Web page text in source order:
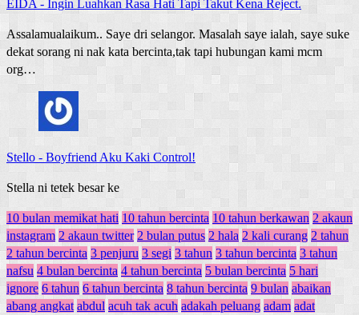
EIDA - Ingin Luahkan Rasa Hati Tapi Takut Kena Reject.
Assalamualaikum.. Saye dri selangor. Masalah saye ialah, saye suke
dekat sorang ni nak kata bercinta,tak tapi hubungan kami mcm
org…
Stello - Boyfriend Aku Kaki Control!
Stella ni tetek besar ke
10 bulan memikat hati 10 tahun bercinta 10 tahun berkawan 2 akaun
instagram 2 akaun twitter 2 bulan putus 2 hala 2 kali curang 2 tahun
2 tahun bercinta 3 penjuru 3 segi 3 tahun 3 tahun bercinta 3 tahun
nafsu 4 bulan bercinta 4 tahun bercinta 5 bulan bercinta 5 hari
ignore 6 tahun 6 tahun bercinta 8 tahun bercinta 9 bulan abaikan
abang angkat abdul acuh tak acuh adakah peluang adam adat